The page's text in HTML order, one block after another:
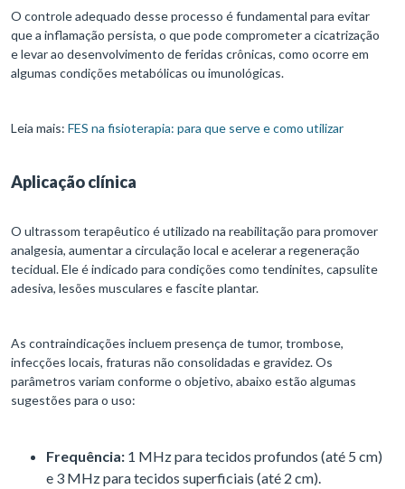
O controle adequado desse processo é fundamental para evitar
que a inflamação persista, o que pode comprometer a cicatrização
e levar ao desenvolvimento de feridas crônicas, como ocorre em
algumas condições metabólicas ou imunológicas.
Leia mais: FES na fisioterapia: para que serve e como utilizar
Aplicação clínica
O ultrassom terapêutico é utilizado na reabilitação para promover
analgesia, aumentar a circulação local e acelerar a regeneração
tecidual. Ele é indicado para condições como tendinites, capsulite
adesiva, lesões musculares e fascite plantar.
As contraindicações incluem presença de tumor, trombose,
infecções locais, fraturas não consolidadas e gravidez. Os
parâmetros variam conforme o objetivo, abaixo estão algumas
sugestões para o uso:
Frequência: 1 MHz para tecidos profundos (até 5 cm)
e 3 MHz para tecidos superficiais (até 2 cm).